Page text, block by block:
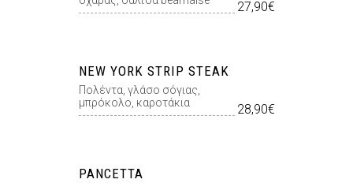
27,90€
NEW YORK STRIP STEAK
Πολέντα, γλάσο σόγιας,
μπρόκολο, καροτάκια
28,90€
PANCETTA